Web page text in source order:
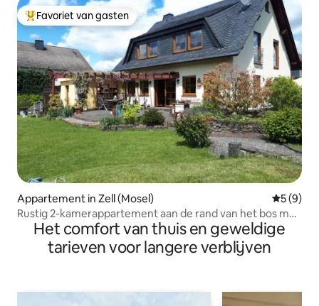
Topfavoriet van gasten
Favoriet van gasten
Appartement in Zell (Mosel)
5 (9)
Rustig 2-kamerappartement aan de rand van het bos met
tuinHet comfort van thuis en geweldige
tarieven voor langere verblijven